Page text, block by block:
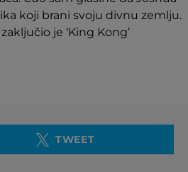
koji brani svoju divnu zemlju.
je ‘King Kong’
TWEET